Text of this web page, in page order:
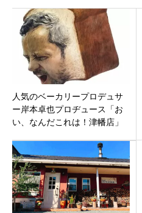
人気のベーカリープロデュサ
ー岸本卓也プロヂュース「お
い、なんだこれは！津幡店」